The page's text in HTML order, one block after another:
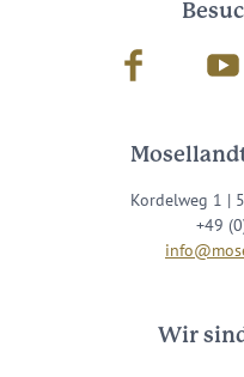
Facebook
Kordelweg 1 |
+49
Wir